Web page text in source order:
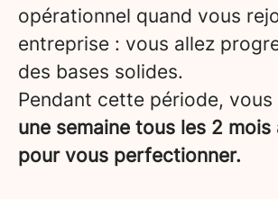
opérationnel quand vous
entreprise : vous allez
des bases solides.
Pendant cette période, vous
une semaine tous les 2 mois
pour vous perfectionner.